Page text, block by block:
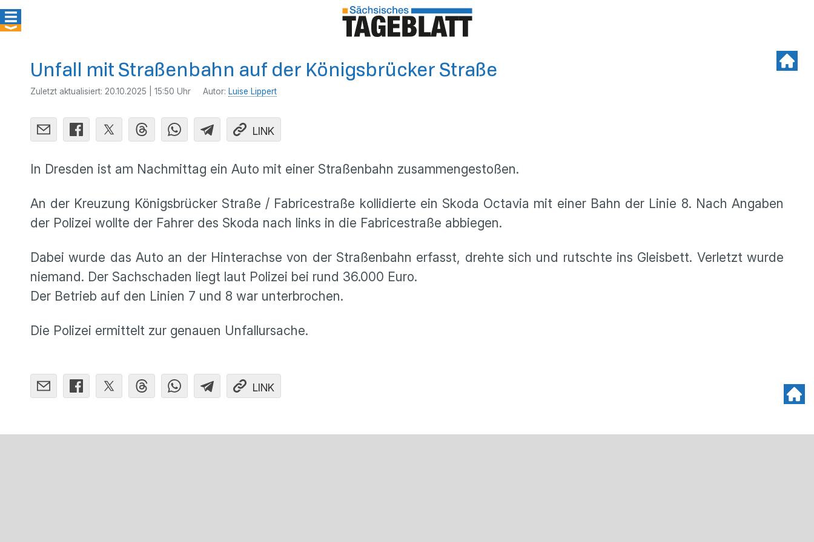
Unfall mit Straßenbahn auf der Königsbrücker Straße
Zuletzt aktualisiert: 20.10.2025 | 15:50 Uhr Autor: Luise Lippert
LINK
In Dresden ist am Nachmittag ein Auto mit einer Straßenbahn zusammengestoßen.
An der Kreuzung Königsbrücker Straße / Fabricestraße kollidierte ein Skoda Octavia mit einer Bahn der Linie 8. Nach Angaben
der Polizei wollte der Fahrer des Skoda nach links in die Fabricestraße abbiegen.
Dabei wurde das Auto an der Hinterachse von der Straßenbahn erfasst, drehte sich und rutschte ins Gleisbett. Verletzt wurde
niemand. Der Sachschaden liegt laut Polizei bei rund 36.000 Euro.
Der Betrieb auf den Linien 7 und 8 war unterbrochen.
Die Polizei ermittelt zur genauen Unfallursache.
LINK